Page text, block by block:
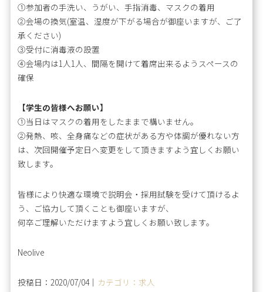
①参加者の手洗い、うがい、手指消毒、マスクの着用
②会場の換気(室温、湿度が下がる場合が御座いますが、ご了
承ください)
③受付に消毒液の設置
④会場内は1人1人、間隔を開けて着席出来るようスペースの
確保
【学生の皆様へお願い】
①当日はマスクの着用をしたままで構いません。
②発熱、咳、全身痛などの症状がある方や体調が優れない方
は、次回開催予定日へ変更をして頂きますよう宜しくお願い
致します。
皆様により快適な環境で説明会・採用試験を受けて頂けるよ
う、ご協力して頂くことも御座いますが、
何卒ご理解いただけますよう宜しくお願い致します。
Neolive
投稿日：2020/07/04｜ カテゴリ：求人